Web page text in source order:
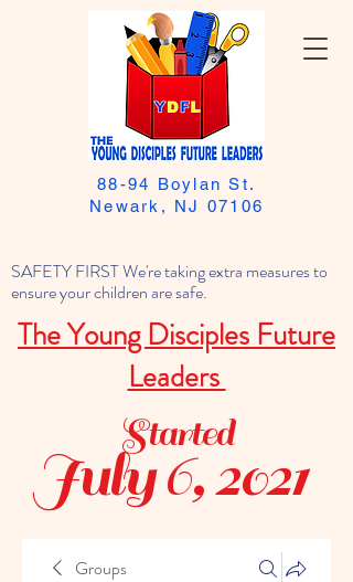
SAFETY FIRST We're taking extra measures to
ensure your children are safe.
The Young Disciples Future
Leaders
88-94 Boylan St.
Newark, NJ 07106
July 6, 2021
Started
Groups